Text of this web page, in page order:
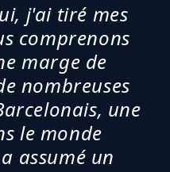
j'ai tiré mes
comprenons
marge de
nombreuses
une
le monde
assumé un